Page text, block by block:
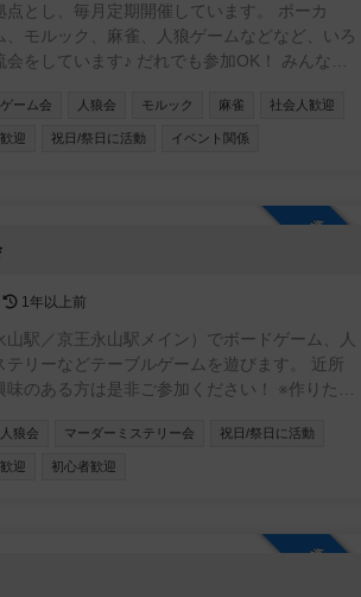
点とし、毎月定期開催しています。 ポーカ
、モルック、麻雀、人狼ゲームなどなど、いろ
をしています♪ だれでも参加OK！ みんなで
ーム会 人狼会 モルック 麻雀 社会人歓迎
迎 祝日/祭日に活動 イベント関係
1年以上前
山駅／京王永山駅メイン）でボードゲーム、人
テリーなどテーブルゲームを遊びます。 近所
ある方は是非ご参加ください！ ※作りたて
流会 ・中重量級ゲ
ミステリー会 ・子連れ会
人狼会 マーダーミステリー会 祝日/祭日に活動
迎 初心者歓迎